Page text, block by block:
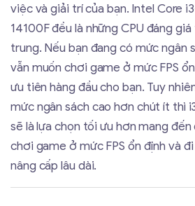
việc và giải trí của bạn. Intel Core
14100F đều là những CPU đáng
trung. Nếu bạn đang có mức ngân
vẫn muốn chơi game ở mức FPS
ưu tiên hàng đầu cho bạn. Tuy
mức ngân sách cao hơn chút ít thì
sẽ là lựa chọn tối ưu hơn mang
chơi game ở mức FPS ổn định và
nâng cấp lâu dài.